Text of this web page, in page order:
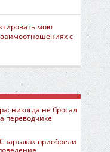
мою
с
никогда не бросал
переводчике
приобрели